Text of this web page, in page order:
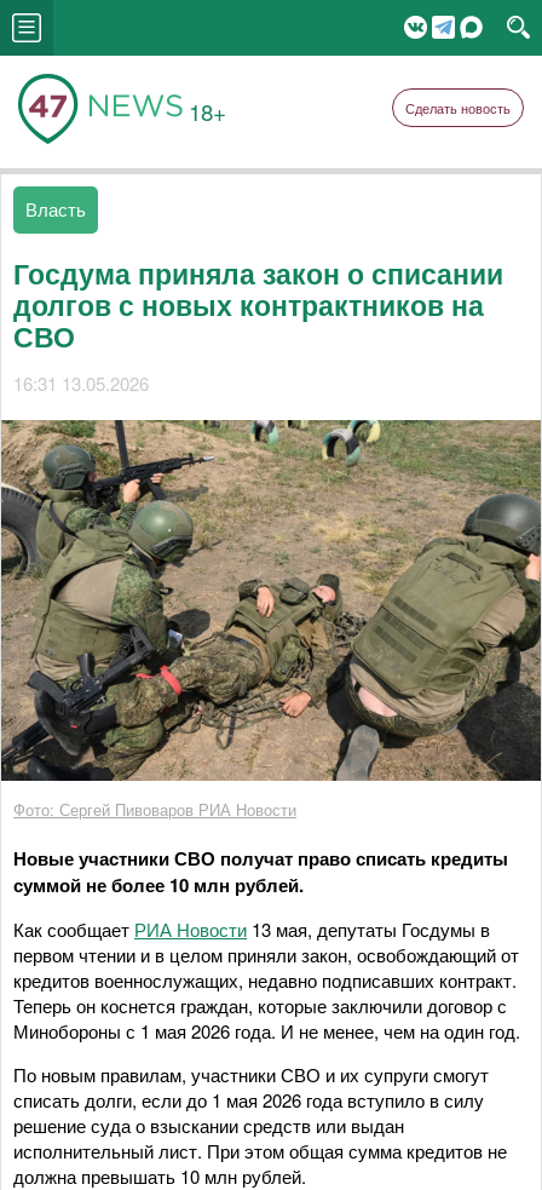
18+ Сделать новость
Власть
Госдума приняла закон о списании
долгов с новых контрактников на
СВО
16:31 13.05.2026
Фото: Сергей Пивоваров РИА Новости
Новые участники СВО получат право списать кредиты
суммой не более 10 млн рублей.
Как сообщает РИА Новости 13 мая, депутаты Госдумы в
первом чтении и в целом приняли закон, освобождающий от
кредитов военнослужащих, недавно подписавших контракт.
Теперь он коснется граждан, которые заключили договор с
Минобороны с 1 мая 2026 года. И не менее, чем на один год.
По новым правилам, участники СВО и их супруги смогут
списать долги, если до 1 мая 2026 года вступило в силу
решение суда о взыскании средств или выдан
исполнительный лист. При этом общая сумма кредитов не
должна превышать 10 млн рублей.